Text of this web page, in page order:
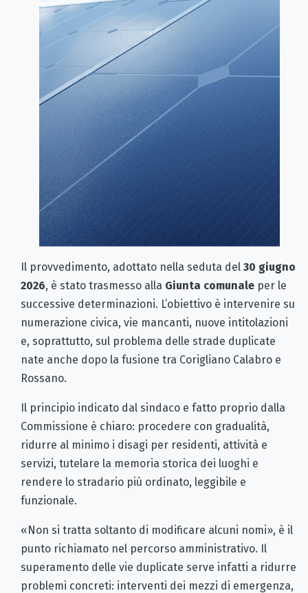
Il provvedimento, adottato nella seduta del 30 giugno
2026, è stato trasmesso alla Giunta comunale per le
successive determinazioni. L’obiettivo è intervenire su
numerazione civica, vie mancanti, nuove intitolazioni
e, soprattutto, sul problema delle strade duplicate
nate anche dopo la fusione tra Corigliano Calabro e
Rossano.
Il principio indicato dal sindaco e fatto proprio dalla
Commissione è chiaro: procedere con gradualità,
ridurre al minimo i disagi per residenti, attività e
servizi, tutelare la memoria storica dei luoghi e
rendere lo stradario più ordinato, leggibile e
funzionale.
«Non si tratta soltanto di modificare alcuni nomi», è il
punto richiamato nel percorso amministrativo. Il
superamento delle vie duplicate serve infatti a ridurre
problemi concreti: interventi dei mezzi di emergenza,